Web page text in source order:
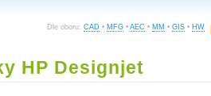
Dle oboru: CAD • MFG • AEC • MM • GIS • HW
HP Designjet